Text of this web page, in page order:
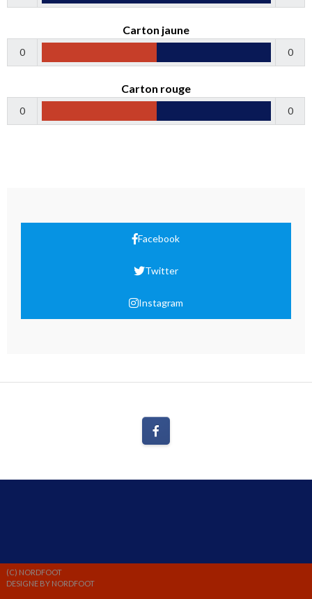
Carton jaune
0 0
Carton rouge
0 0
Facebook
Twitter
Instagram
(C) NORDFOOT
DESIGNE BY NORDFOOT